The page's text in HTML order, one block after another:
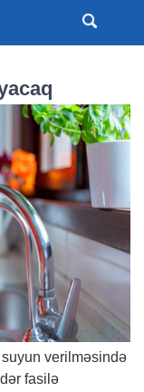
verilməsində
fasilə